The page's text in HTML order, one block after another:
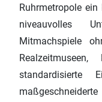
Ruhrmetropole
niveauvolles
Mitmachspiele
standardisierte